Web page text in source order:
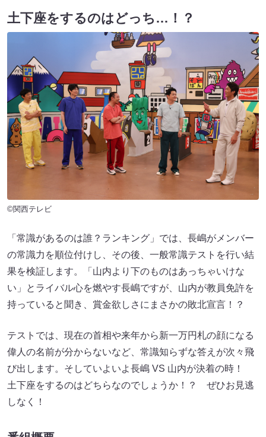
土下座をするのはどっち…！？
©関西テレビ
「常識があるのは誰？ランキング」では、長嶋がメンバー
の常識力を順位付けし、その後、一般常識テストを行い結
果を検証します。「山内より下のものはあっちゃいけな
い」とライバル心を燃やす長嶋ですが、山内が教員免許を
持っていると聞き、賞金欲しさにまさかの敗北宣言！？
テストでは、現在の首相や来年から新一万円札の顔になる
偉人の名前が分からないなど、常識知らずな答えが次々飛
び出します。そしていよいよ長嶋 VS 山内が決着の時！
土下座をするのはどちらなのでしょうか！？ ぜひお見逃
しなく！